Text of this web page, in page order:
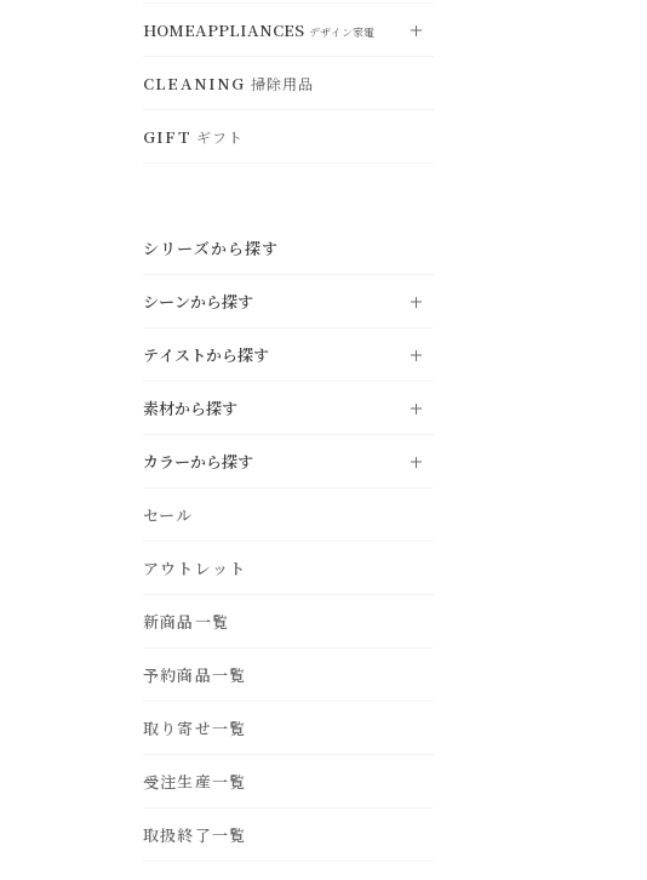
GOODS ファッション小物
STORAGE ジュエリーボックス・収納
WEAR ウェア
HOMEAPPLIANCES デザイン家電
VIEW ALL すべて見る
ELECTRICFAN
HUMIDIFIER 加湿器
CLEANING 掃除用品
GIFT ギフト
シリーズから探す
シーンから探す
LIVING リビング
DINING ダイニング
KITCHEN キッチン
STUDY
BEDROOM
ENTRANCE
BATHROOM
GARDEN エクステリア・庭
テイストから探す
NATURAL
MODERN モダン
INDUSTRIAL
VINTAGE ヴィンテージ
COUNTRY
NORDIC STYLE
MOROCCAN
OUTDOOR
素材から探す
teak
iron
カラーから探す
black
dark brown
blue
orange
gold
セール
アウトレット
新商品一覧
予約商品一覧
取り寄せ一覧
受注生産一覧
取扱終了一覧